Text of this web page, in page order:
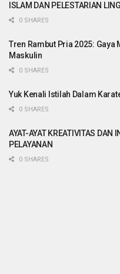
ISLAM DAN PELESTARIAN
0 SHARES
Tren Rambut Pria 2025: Gaya
Maskulin
0 SHARES
Yuk Kenali Istilah Dalam
0 SHARES
AYAT-AYAT KREATIVITAS DAN
PELAYANAN
0 SHARES